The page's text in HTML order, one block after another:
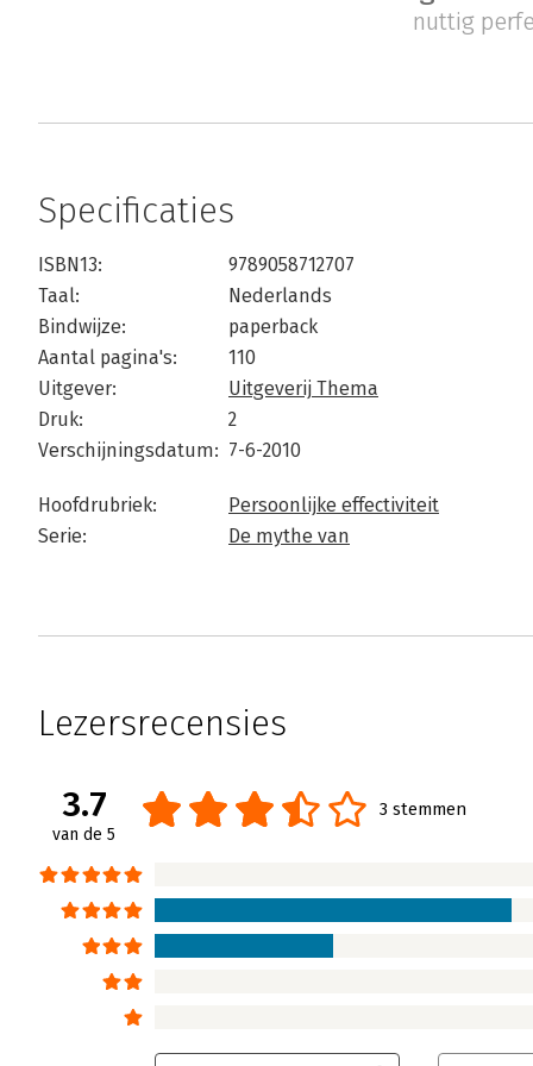
nuttig
Specificaties
ISBN13:
9789058712707
Taal:
Nederlands
Bindwijze:
paperback
Aantal pagina's:
110
Uitgever:
Uitgeverij Thema
Druk:
2
Verschijningsdatum: 7-6-2010
Hoofdrubriek:
Persoonlijke effectiviteit
Serie:
De mythe van
Lezersrecensies
3.7
van de 5
3 stemmen